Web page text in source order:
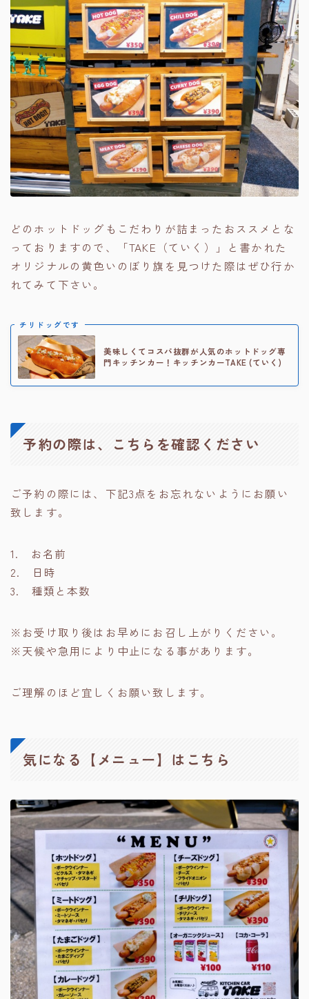
どのホットドッグもこだわりが詰まったおススメとな
っておりますので、「TAKE（ていく）」と書かれた
オリジナルの黄色いのぼり旗を見つけた際はぜひ行か
れてみて下さい。
チリドッグです
美味しくてコスパ抜群が人気のホットドッグ専
門キッチンカー！キッチンカーTAKE (ていく)
予約の際は、こちらを確認ください
ご予約の際には、下記3点をお忘れないようにお願い
致します。
1. お名前
2. 日時
3. 種類と本数
※お受け取り後はお早めにお召し上がりください。
※天候や急用により中止になる事があります。
ご理解のほど宜しくお願い致します。
気になる【メニュー】はこちら